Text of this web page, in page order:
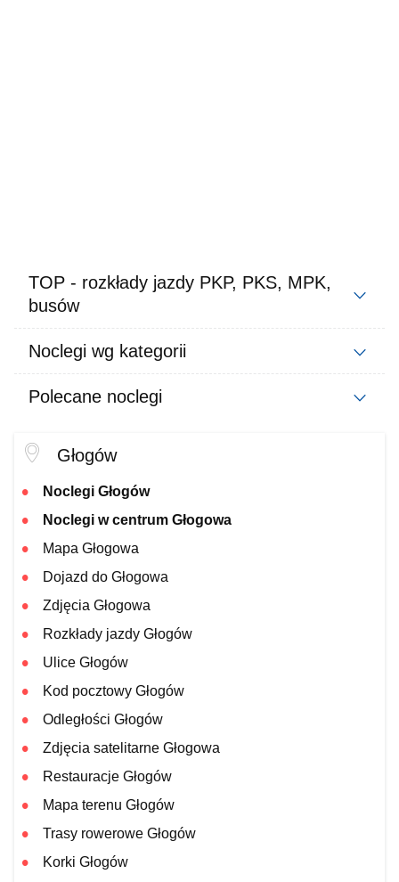
TOP - rozkłady jazdy PKP, PKS, MPK,
busów
Noclegi wg kategorii
Polecane noclegi
Głogów
Noclegi Głogów
Noclegi w centrum Głogowa
Mapa Głogowa
Dojazd do Głogowa
Zdjęcia Głogowa
Rozkłady jazdy Głogów
Ulice Głogów
Kod pocztowy Głogów
Odległości Głogów
Zdjęcia satelitarne Głogowa
Restauracje Głogów
Mapa terenu Głogów
Trasy rowerowe Głogów
Korki Głogów